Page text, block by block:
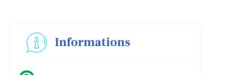
Informations